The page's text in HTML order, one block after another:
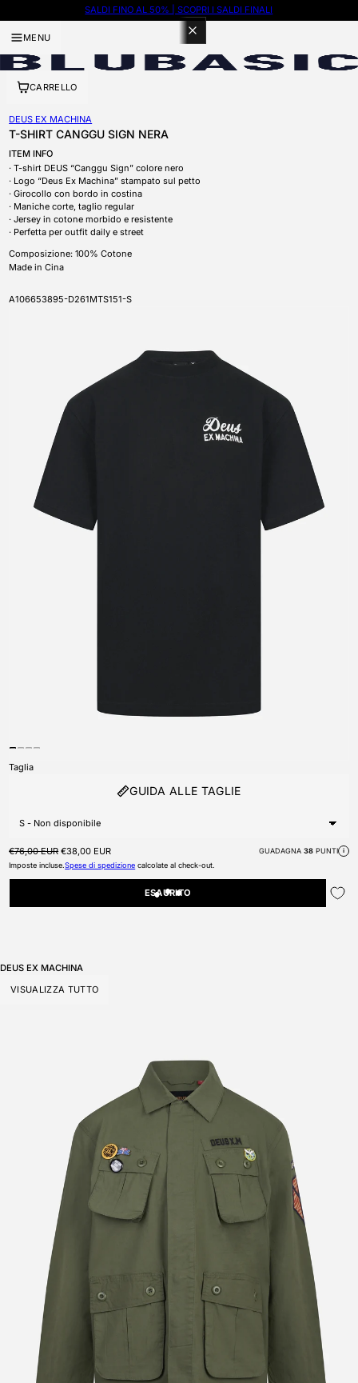
SALDI FINO AL 50% | SCOPRI I SALDI FINALI
100 PUNTI CON ISCRIZIONE A BLUBASIC THE CLUB
MENU
CARRELLO
DEUS EX MACHINA
T-SHIRT CANGGU SIGN NERA
ITEM INFO
T-shirt DEUS “Canggu Sign” colore nero
Logo “Deus Ex Machina” stampato sul petto
Girocollo con bordo in costina
Maniche corte, taglio regular
Jersey in cotone morbido e resistente
Perfetta per outfit daily e street
Composizione: 100% Cotone
Made in Cina
SKU
A106653895-D261MTS151-S
Taglia
GUIDA ALLE TAGLIE
Prezzo di listino
€76,00 EUR Prezzo scontato
€38,00 EUR GUADAGNA 38PUNTI i
Imposte incluse.Spese di spedizione calcolate al check-out.
ESAURITO
DEUS EX MACHINA
VISUALIZZA TUTTO